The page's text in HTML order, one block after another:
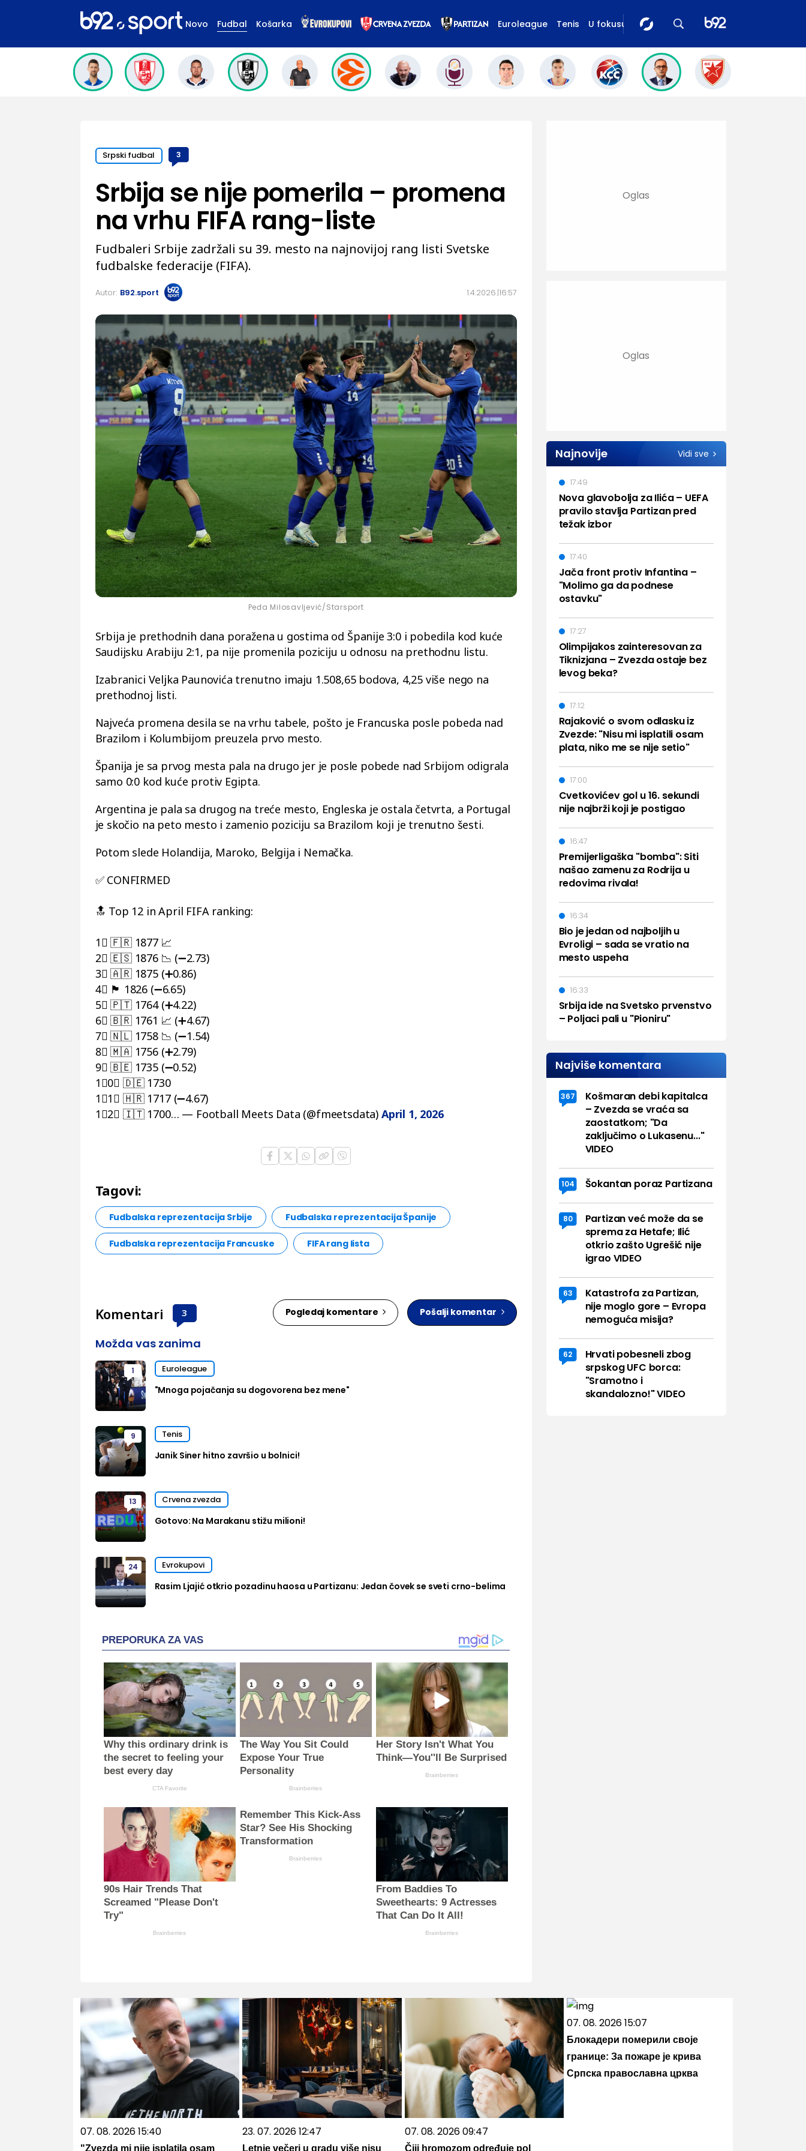
Novo Fudbal Košarka Euroleague Tenis U fokusu
Srpski fudbal 3
1.4.2026. 16:57
Srbija se nije pomerila – promena
na vrhu FIFA rang-liste
Fudbaleri Srbije zadržali su 39. mesto na najnovijoj rang listi Svetske
fudbalske federacije (FIFA).
Autor: B92.sport
Peđa Milosavljević/Starsport
Srbija je prethodnih dana poražena u gostima od Španije 3:0 i pobedila kod kuće
Saudijsku Arabiju 2:1, pa nije promenila poziciju u odnosu na prethodnu listu.
Izabranici Veljka Paunovića trenutno imaju 1.508,65 bodova, 4,25 više nego na
prethodnoj listi.
Najveća promena desila se na vrhu tabele, pošto je Francuska posle pobeda nad
Brazilom i Kolumbijom preuzela prvo mesto.
Španija je sa prvog mesta pala na drugo jer je posle pobede nad Srbijom odigrala
samo 0:0 kod kuće protiv Egipta.
Argentina je pala sa drugog na treće mesto, Engleska je ostala četvrta, a Portugal
je skočio na peto mesto i zamenio poziciju sa Brazilom koji je trenutno šesti.
Potom slede Holandija, Maroko, Belgija i Nemačka.
✅ CONFIRMED
🔝 Top 12 in April FIFA ranking:
1⃣ 🇫🇷 1877 📈
2⃣ 🇪🇸 1876 📉 (➖2.73)
3⃣ 🇦🇷 1875 (➕0.86)
4⃣ 🏴󠁧󠁢󠁥󠁮󠁧󠁿 1826 (➖6.65)
5⃣ 🇵🇹 1764 (➕4.22)
6⃣ 🇧🇷 1761 📈 (➕4.67)
7⃣ 🇳🇱 1758 📉 (➖1.54)
8⃣ 🇲🇦 1756 (➕2.79)
9⃣ 🇧🇪 1735 (➖0.52)
1⃣0⃣ 🇩🇪 1730
1⃣1⃣ 🇭🇷 1717 (➖4.67)
1⃣2⃣ 🇮🇹 1700… — Football Meets Data (@fmeetsdata) April 1, 2026
Tagovi:
Fudbalska reprezentacija Srbije Fudbalska reprezentacija Španije
Fudbalska reprezentacija Francuske FIFA rang lista
Komentari 3 Pogledaj komentare Pošalji komentar
Možda vas zanima
1 Euroleague
"Mnoga pojačanja su dogovorena bez mene"
9 Tenis
Janik Siner hitno završio u bolnici!
13 Crvena zvezda
Gotovo: Na Marakanu stižu milioni!
24 Evrokupovi
Rasim Ljajić otkrio pozadinu haosa u Partizanu: Jedan čovek se sveti crno-belima
PREPORUKA ZA VAS
Why this ordinary drink is
the secret to feeling your
best every day
CTA Favorite
The Way You Sit Could
Expose Your True
Personality
Brainberries
Her Story Isn't What You
Think—You''ll Be Surprised
Brainberries
90s Hair Trends That
Screamed "Please Don't
Try"
Brainberries
Remember This Kick-Ass
Star? See His Shocking
Transformation
Brainberries
From Baddies To
Sweethearts: 9 Actresses
That Can Do It All!
Brainberries
Najnovije Vidi sve
Nova glavobolja za Ilića – UEFA
pravilo stavlja Partizan pred
težak izbor
17:49
Jača front protiv Infantina –
"Molimo ga da podnese
ostavku"
17:40
Olimpijakos zainteresovan za
Tiknizjana – Zvezda ostaje bez
levog beka?
17:27
Rajaković o svom odlasku iz
Zvezde: "Nisu mi isplatili osam
plata, niko me se nije setio"
17:12
Cvetkovićev gol u 16. sekundi
nije najbrži koji je postigao
17:00
Premijerligaška "bomba": Siti
našao zamenu za Rodrija u
redovima rivala!
16:47
Bio je jedan od najboljih u
Evroligi – sada se vratio na
mesto uspeha
16:34
Srbija ide na Svetsko prvenstvo
– Poljaci pali u "Pioniru"
16:33
Najviše komentara
367
Košmaran debi kapitalca
– Zvezda se vraća sa
zaostatkom; "Da
zaključimo o Lukasenu..."
VIDEO
104 Šokantan poraz Partizana
80
Partizan već može da se
sprema za Hetafe; Ilić
otkrio zašto Ugrešić nije
igrao VIDEO
63
Katastrofa za Partizan,
nije moglo gore – Evropa
nemoguća misija?
62
Hrvati pobesneli zbog
srpskog UFC borca:
"Sramotno i
skandalozno!" VIDEO
07. 08. 2026 15:40
"Zvezda mi nije isplatila osam
23. 07. 2026 12:47
Letnje večeri u gradu više nisu
07. 08. 2026 09:47
Čiji hromozom određuje pol
07. 08. 2026 15:07
Блокадери померили своје
границе: За пожаре је крива
Српска православна црква